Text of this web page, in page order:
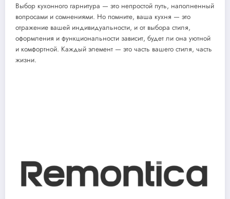
Выбор кухонного гарнитура — это непростой путь, наполненный
вопросами и сомнениями. Но помните, ваша кухня — это
отражение вашей индивидуальности, и от выбора стиля,
оформления и функциональности зависит, будет ли она уютной
и комфортной. Каждый элемент — это часть вашего стиля, часть
жизни.